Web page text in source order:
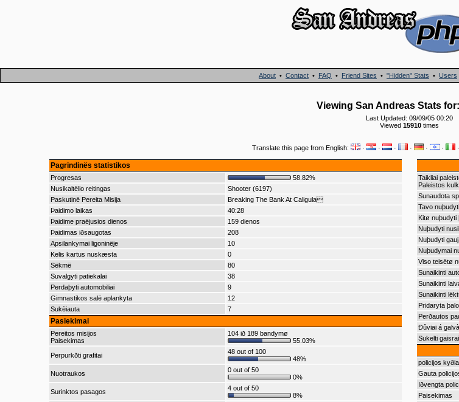
About • Contact • FAQ • Friend Sites • "Hidden" Stats • Users
Viewing San Andreas Stats
Last Updated: 09/09/05 00:20
Viewed 15910times
Translate this page from English: · · · · · · ·
Pagrindinës statistikos
Progresas
58.82%
Nusikaltëlio reitingas
Shooter (6197)
Paskutinë Pereita Misija
Breaking The Bank At Caligula
Þaidimo laikas
40:28
Þaidime praëjusios dienos
159 dienos
Þaidimas iðsaugotas
208
Apsilankymai ligoninëje
10
Kelis kartus nuskæsta
0
Sëkmë
80
Suvalgyti patiekalai
38
Perdaþyti automobiliai
9
Gimnastikos salë aplankyta
12
Sukèiauta
7
Pasiekimai
Pereitos misijos
Paisekimas
104 ið 189 bandymø
55.03%
Perpurkðti grafitai
48 out of 100
48%
Nuotraukos
0 out of 50
0%
Surinktos pasagos
4 out of 50
8%
Taikliai
Paleistos
Sunaudota
Tavo
Kitø nuþudyti
Nuþudyti
Nuþudyti
Nuþudymai
Viso teisëtø
Sunaikinti
Sunaikinti
Sunaikinti
Pridaryta
Perðautos
Ðûviai á galvà
Sukelti gaisrai
policijos
Gauta
Iðvengta
Paisekimas